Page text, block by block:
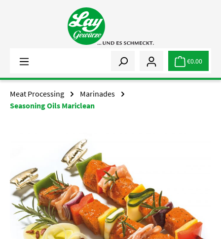
€0.00
Meat Processing
Marinades
Seasoning Oils Mariclean